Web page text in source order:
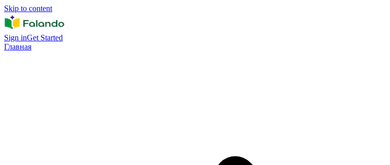
Skip to content
Sign inGet Started
Главная